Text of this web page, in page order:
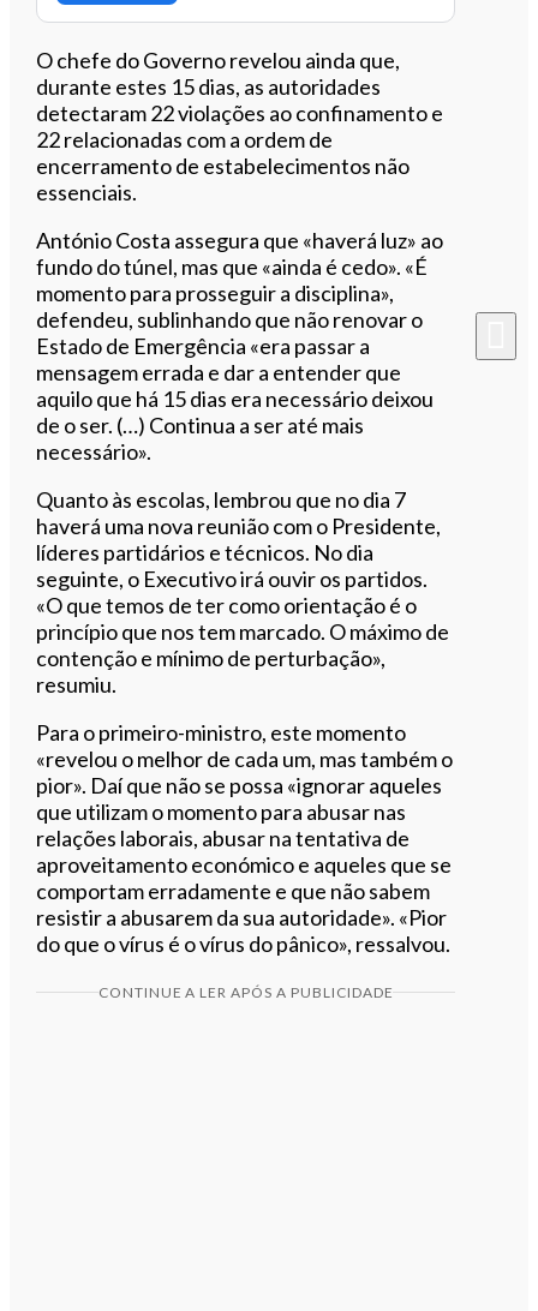
O chefe do Governo revelou ainda que,
durante estes 15 dias, as autoridades
detectaram 22 violações ao confinamento e
22 relacionadas com a ordem de
encerramento de estabelecimentos não
essenciais.
António Costa assegura que «haverá luz» ao
fundo do túnel, mas que «ainda é cedo». «É
momento para prosseguir a disciplina»,
defendeu, sublinhando que não renovar o
Estado de Emergência «era passar a
mensagem errada e dar a entender que
aquilo que há 15 dias era necessário deixou
de o ser. (…) Continua a ser até mais
necessário».
Quanto às escolas, lembrou que no dia 7
haverá uma nova reunião com o Presidente,
líderes partidários e técnicos. No dia
seguinte, o Executivo irá ouvir os partidos.
«O que temos de ter como orientação é o
princípio que nos tem marcado. O máximo de
contenção e mínimo de perturbação»,
resumiu.
Para o primeiro-ministro, este momento
«revelou o melhor de cada um, mas também o
pior». Daí que não se possa «ignorar aqueles
que utilizam o momento para abusar nas
relações laborais, abusar na tentativa de
aproveitamento económico e aqueles que se
comportam erradamente e que não sabem
resistir a abusarem da sua autoridade». «Pior
do que o vírus é o vírus do pânico», ressalvou.
CONTINUE A LER APÓS A PUBLICIDADE